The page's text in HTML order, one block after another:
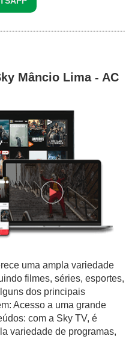
Mâncio Lima - AC
uma ampla variedade
filmes, séries, esportes,
dos principais
Acesso a uma grande
com a Sky TV, é
variedade de programas,